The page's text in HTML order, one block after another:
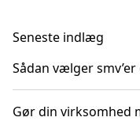
Seneste indlæg
Sådan vælger
Gør din virksomhed